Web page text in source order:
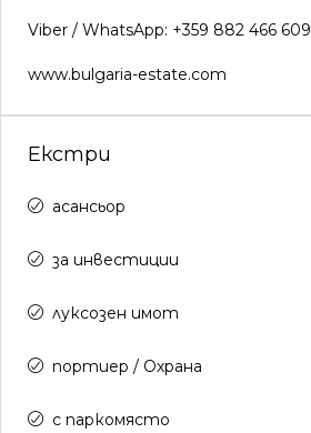
Viber / WhatsApp: +359 882 466 609
www.bulgaria-estate.com
Екстри
асансьор
за инвестиции
луксозен имот
портиер / Охрана
с паркомясто